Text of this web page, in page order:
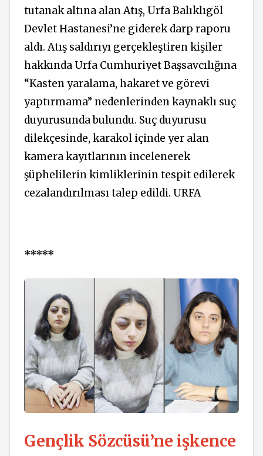
tutanak altına alan Atış, Urfa Balıklıgöl
Devlet Hastanesi’ne giderek darp raporu
aldı. Atış saldırıyı gerçekleştiren kişiler
hakkında Urfa Cumhuriyet Başsavcılığına
“Kasten yaralama, hakaret ve görevi
yaptırmama” nedenlerinden kaynaklı suç
duyurusunda bulundu. Suç duyurusu
dilekçesinde, karakol içinde yer alan
kamera kayıtlarının incelenerek
şüphelilerin kimliklerinin tespit edilerek
cezalandırılması talep edildi. URFA
*****
Gençlik Sözcüsü’ne işkence